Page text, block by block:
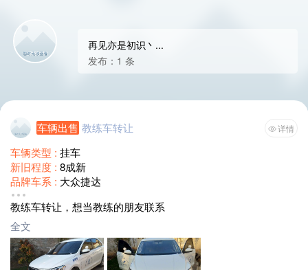
再见亦是初识丶...
发布：1 条
车辆出售 教练车转让 详情
车辆类型 : 挂车
新旧程度 : 8成新
品牌车系 : 大众捷达
出售价格 :
教练车转让，想当教练的朋友联系
全文